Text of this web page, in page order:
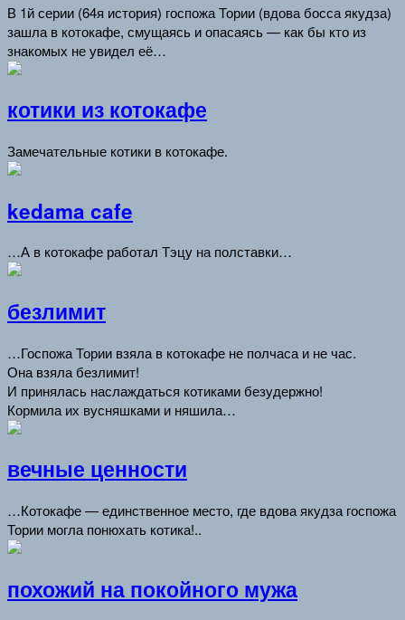
В 1й серии (64я история) госпожа Тории (вдова босса якудза)
зашла в котокафе, смущаясь и опасаясь — как бы кто из
знакомых не увидел её…
котики из котокафе
Замечательные котики в котокафе.
kedama cafe
…А в котокафе работал Тэцу на полставки…
безлимит
…Госпожа Тории взяла в котокафе не полчаса и не час.
Она взяла безлимит!
И принялась наслаждаться котиками безудержно!
Кормила их вусняшками и няшила…
вечные ценности
…Котокафе — единственное место, где вдова якудза госпожа
Тории могла понюхать котика!..
похожий на покойного мужа